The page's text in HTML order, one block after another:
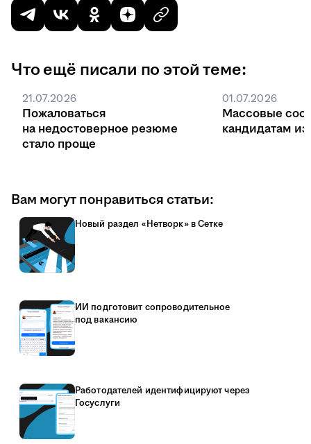
Что ещё писали по этой теме:
21.07.2026
Пожаловаться
на недостоверное резюме
стало проще
01.07.2026
Массовые
кандидатам
Вам могут понравиться статьи:
Новый раздел «Нетворк» в Сетке
ИИ подготовит сопроводительное
под вакансию
Работодателей идентифицируют через
Госуслуги